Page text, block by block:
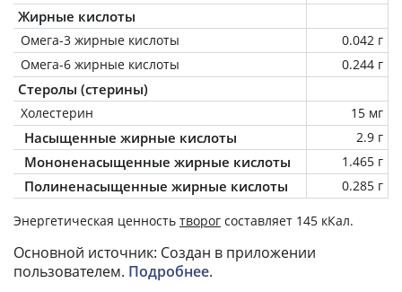
Жирные кислоты
Омега-3 жирные кислоты
0.042 г
Омега-6 жирные кислоты
0.244 г
Стеролы (стерины)
Холестерин 15 мг
Насыщенные жирные кислоты 2.9 г
Мононенасыщенные жирные кислоты 1.465 г
Полиненасыщенные жирные кислоты 0.285 г
Энергетическая ценность творог составляет 145 кКал.
Основной источник: Создан в приложении
пользователем. Подробнее.